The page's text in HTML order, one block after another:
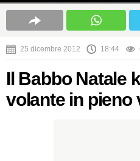
25 dicembre 2012 18:44
Il Babbo Natale
volante in pieno